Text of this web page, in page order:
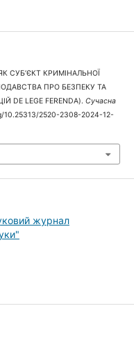
СУБ’ЄКТ КРИМІНАЛЬНОЇ
ПРО БЕЗПЕКУ ТА
DE LEGE FERENDA). Сучасна
10.25313/2520-2308-2024-12-
журнал